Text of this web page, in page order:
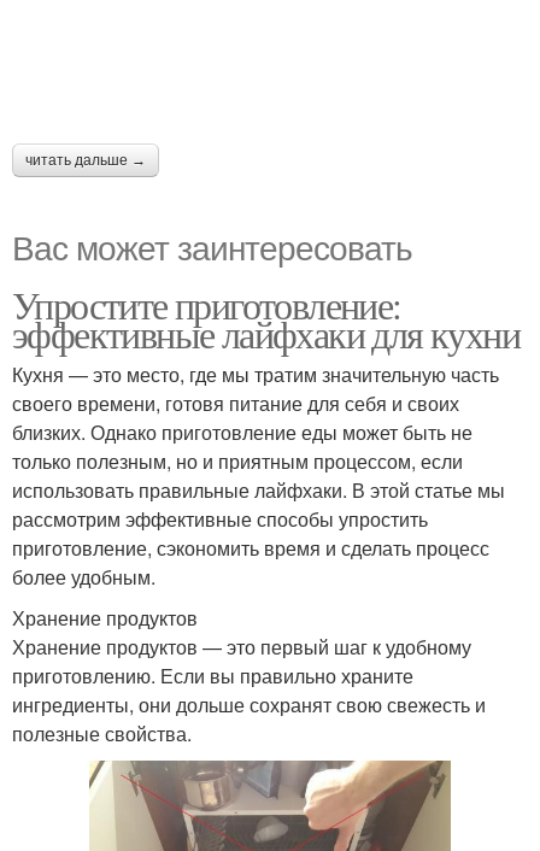
читать дальше →
Вас может заинтересовать
Упростите приготовление:
эффективные лайфхаки для кухни
Кухня — это место, где мы тратим значительную часть
своего времени, готовя питание для себя и своих
близких. Однако приготовление еды может быть не
только полезным, но и приятным процессом, если
использовать правильные лайфхаки. В этой статье мы
рассмотрим эффективные способы упростить
приготовление, сэкономить время и сделать процесс
более удобным.
Хранение продуктов
Хранение продуктов — это первый шаг к удобному
приготовлению. Если вы правильно храните
ингредиенты, они дольше сохранят свою свежесть и
полезные свойства.